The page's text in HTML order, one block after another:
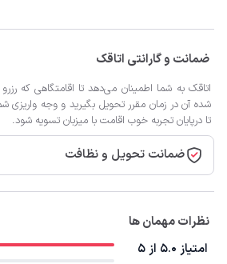
ضمانت و گارانتی اتاقک
اتاقک به شما اطمینان می‌دهد تا اقامتگاهی که
شده آن در زمان مقرر تحویل بگیرید و وجه واریزی
تا درپایان تجربه خوب اقامت با میزبان تسویه شود.
ضمانت تحویل و نظافت
نظرات مهمان ها
امتیاز 5.0 از 5